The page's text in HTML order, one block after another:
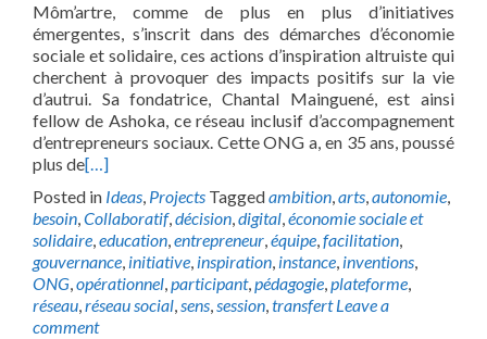
Môm’artre, comme de plus en plus d’initiatives
émergentes, s’inscrit dans des démarches d’économie
sociale et solidaire, ces actions d’inspiration altruiste qui
cherchent à provoquer des impacts positifs sur la vie
d’autrui. Sa fondatrice, Chantal Mainguené, est ainsi
fellow de Ashoka, ce réseau inclusif d’accompagnement
d’entrepreneurs sociaux. Cette ONG a, en 35 ans, poussé
plus de[…]
Posted in Ideas, Projects Taggedambition,arts,autonomie,
besoin,Collaboratif,décision,digital,économie sociale et
solidaire,education,entrepreneur,équipe,facilitation,
gouvernance, initiative, inspiration, instance, inventions,
ONG,opérationnel,participant,pédagogie,plateforme,
réseau,réseau social,sens,session,transfert Leave a
comment